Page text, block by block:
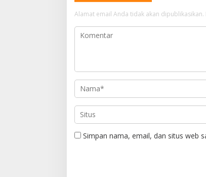
Alamat email Anda tidak akan dipublikasikan.
Simpan nama, email, dan situs web